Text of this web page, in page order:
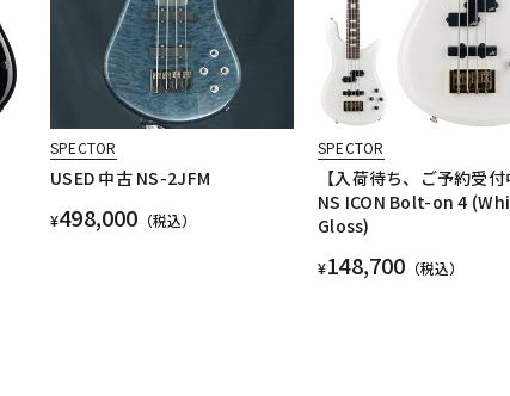
SPECTOR
USED 中古 NS-2JFM
¥498,000 （税込）
SPECTOR
【入荷待ち、ご予約受付
NS ICON Bolt-on 4
Gloss)
¥148,700 （税込）